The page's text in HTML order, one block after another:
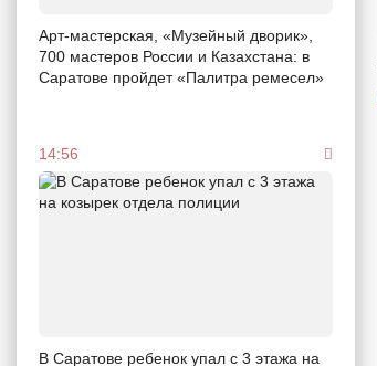
Арт-мастерская, «Музейный дворик»,
700 мастеров России и Казахстана: в
Саратове пройдет «Палитра ремесел»
14:56
В Саратове ребенок упал с 3 этажа на